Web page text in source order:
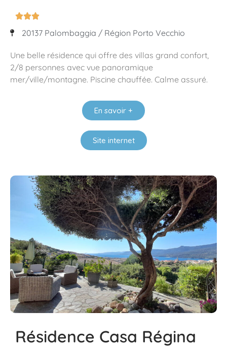

20137 Palombaggia / Région Porto Vecchio
Une belle résidence qui offre des villas grand confort,
2/8 personnes avec vue panoramique
mer/ville/montagne. Piscine chauffée. Calme assuré.
En savoir +
Site internet
Résidence Casa Régina